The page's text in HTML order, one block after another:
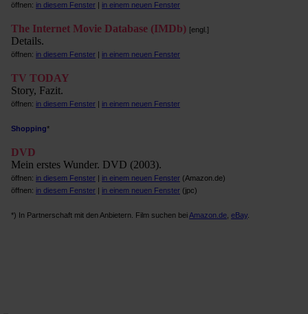
öffnen: in diesem Fenster | in einem neuen Fenster
The Internet Movie Database (IMDb) [engl.]
Details.
öffnen: in diesem Fenster | in einem neuen Fenster
TV TODAY
Story, Fazit.
öffnen: in diesem Fenster | in einem neuen Fenster
Shopping*
DVD
Mein erstes Wunder. DVD (2003).
öffnen: in diesem Fenster | in einem neuen Fenster (Amazon.de)
öffnen: in diesem Fenster | in einem neuen Fenster (jpc)
*) In Partnerschaft mit den Anbietern. Film suchen beiAmazon.de eBay